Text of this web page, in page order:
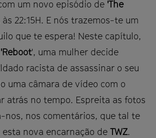
um novo episódio de 'The
às 22:15H. E nós trazemos-te um
que te espera! Neste capítulo,
'Reboot', uma mulher decide
racista de assassinar o seu
uma câmara de vídeo com o
atrás no tempo. Espreita as fotos
nos, nos comentários, que tal te
nova encarnação de TWZ.